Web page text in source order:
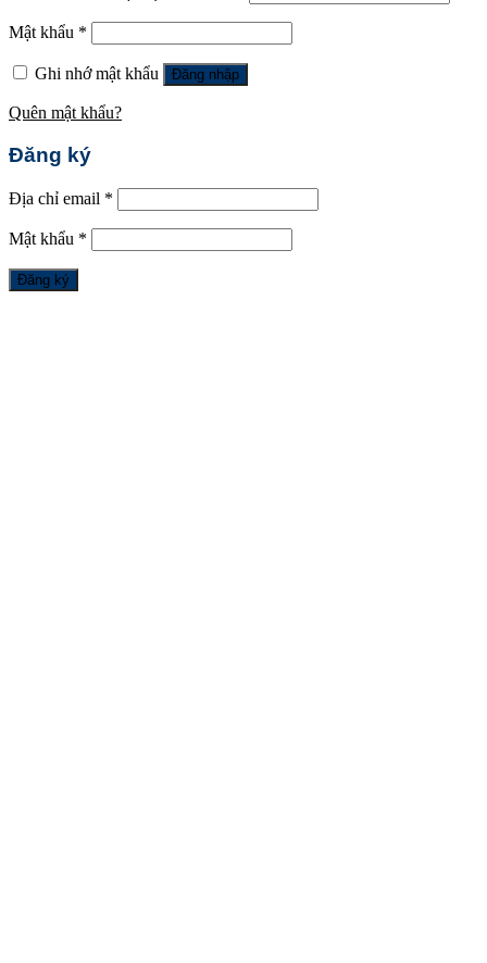
Mật khẩu *
Ghi nhớ mật khẩu Đăng nhập
Quên mật khẩu?
Đăng ký
Địa chỉ email *
Mật khẩu *
Đăng ký